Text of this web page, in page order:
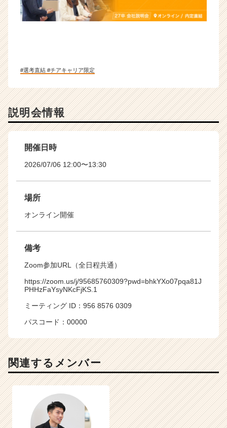
#選考直結 #チアキャリア限定
説明会情報
開催日時
2026/07/06 12:00〜13:30
場所
オンライン開催
備考
Zoom参加URL（全日程共通）
https://zoom.us/j/95685760309?pwd=bhkYXo07pqa81J
PHHzFaYsyNKcFjKS.1
ミーティング ID：956 8576 0309
パスコード：00000
関連するメンバー